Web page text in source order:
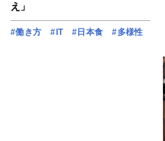
え」
#働き方 #IT #日本食 #多様性